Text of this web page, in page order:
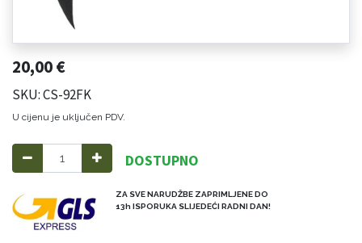
20,00€
SKU: CS-92FK
U cijenu je uključen PDV.
DOSTUPNO
ZA SVE NARUDŽBE ZAPRIMLJENE DO
13h ISPORUKA SLIJEDEĆI RADNI DAN!